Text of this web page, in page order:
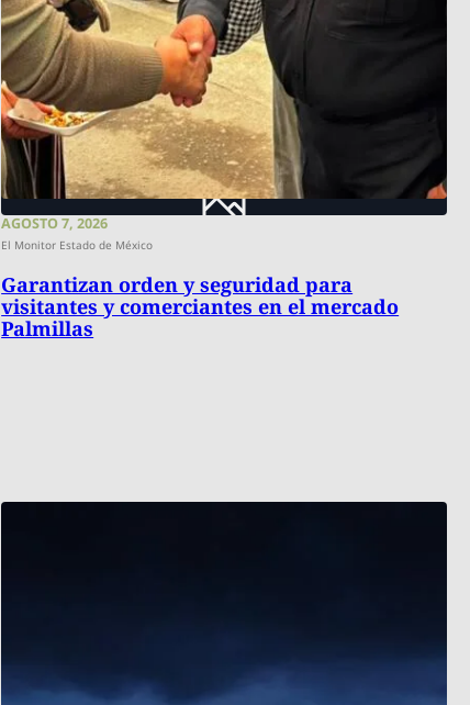
AGOSTO 7, 2026
El Monitor Estado de México
Garantizan orden y seguridad para
visitantes y comerciantes en el mercado
Palmillas